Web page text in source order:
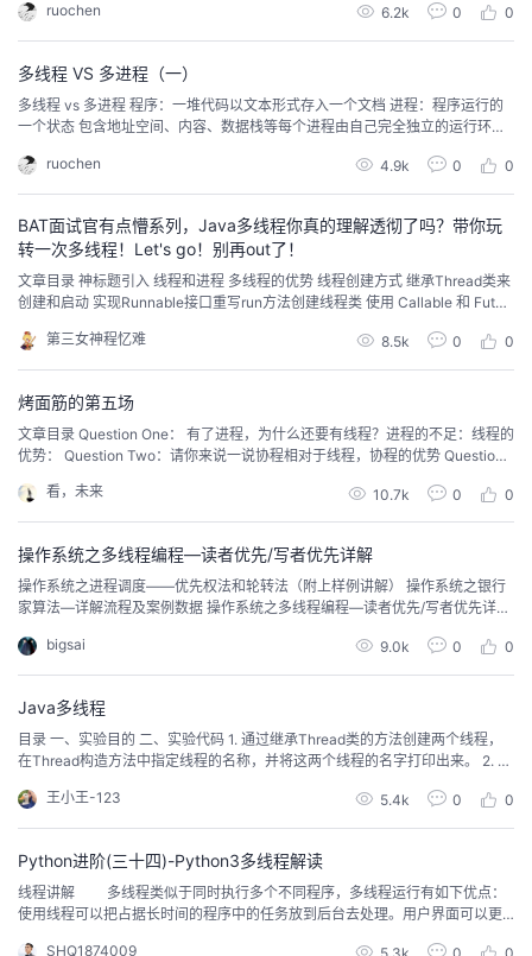
l sum, lo...
ruochen 6.2k 0 0
多线程 VS 多进程（一）
多线程 vs 多进程 程序：一堆代码以文本形式存入一个文档 进程：程序运行的
一个状态 包含地址空间、内容、数据栈等每个进程由自己完全独立的运行环
有多个线程轻量化的进程一个进程的多个线程间共享数据和上下文运行环境共
享互斥问题 全局解释器锁（GTL） python 代码的执行是由python ...
ruochen 4.9k 0 0
BAT面试官有点懵系列，Java多线程你真的理解透彻了吗？带你玩
转一次多线程！Let's go！别再out了！
文章目录 神标题引入 线程和进程 多线程的优势 线程创建方式 继承Thread类来
创建和启动 实现Runnable接口重写run方法创建线程类 使用 Callable 和 Futur
第三女神程忆难 8.5k 0 0
烤面筋的第五场
文章目录 Question One： 有了进程，为什么还要有线程？进程的不足：线程的
优势： Question Two：请你来说一说协程相对于线程，协程的优势 Question
上写多线程程序，是否需要考虑加锁，为什么？Question Five：请你讲述一下
互斥锁（mut...
看，未来 10.7k 0 0
操作系统之多线程编程—读者优先/写者优先详解
操作系统之进程调度——优先权法和轮转法（附上样例讲解） 操作系统之银行
家算法—详解流程及案例数据 操作系统之多线程编程—读者优先/写者优先详解
实例讲解 要求 一、实验目的 1、熟悉多线程编程 2、熟悉使用信号量机制解决
进程同步问题 二、实验内容 创建一个包含n 个线程的控制台进程。...
bigsai 9.0k 0 0
Java多线程
目录 一、实验目的 二、实验代码 1. 通过继承Thread类的方法创建两个线程，
在Thread构造方法中指定线程的名称，并将这两个线程的名字打印出来。 2. 通
n”，新线程打印50次“new”。 3. 模拟三个老师同时发80份学习笔记本，每次只
发放一份笔记本，每个老师相当于一个线程...
王小王-123 5.4k 0 0
Python进阶(三十四)-Python3多线程解读
线程讲解 多线程类似于同时执行多个不同程序，多线程运行有如下优点：
使用线程可以把占据长时间的程序中的任务放到后台去处理。用户界面可以更
SHQ1874009